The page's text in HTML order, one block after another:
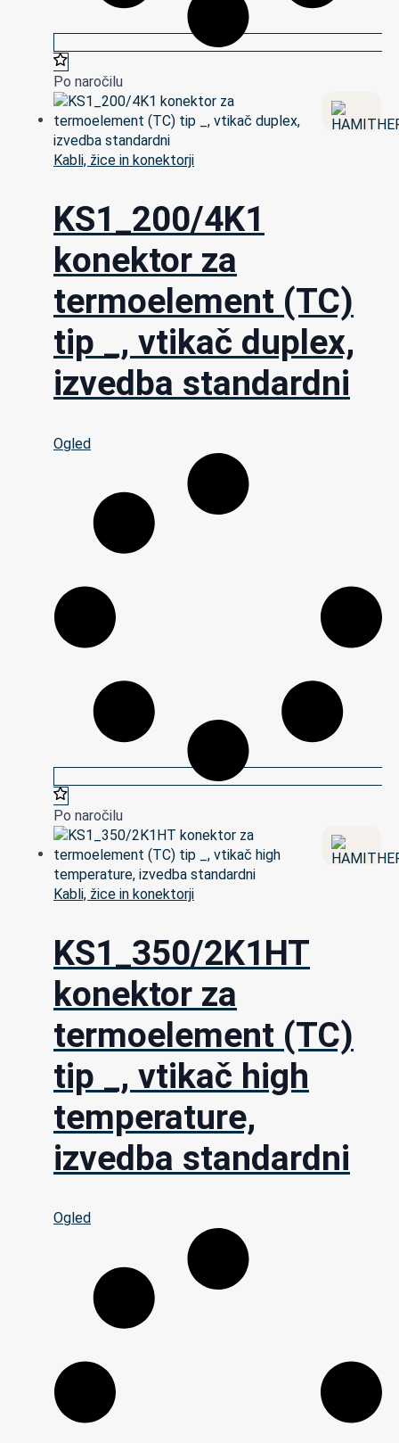
Po naročilu
Kabli, žice in konektorji
KS1_200/4K1
konektor za
termoelement (TC)
tip _, vtikač duplex,
izvedba standardni
Ogled
Po naročilu
Kabli, žice in konektorji
KS1_350/2K1HT
konektor za
termoelement (TC)
tip _, vtikač high
temperature,
izvedba standardni
Ogled